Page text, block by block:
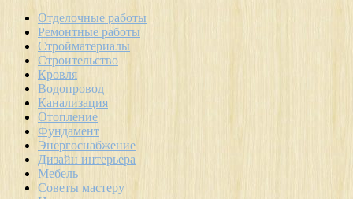
Отделочные работы
Ремонтные работы
Стройматериалы
Строительство
Кровля
Водопровод
Канализация
Отопление
Фундамент
Энергоснабжение
Дизайн интерьера
Мебель
Советы мастеру